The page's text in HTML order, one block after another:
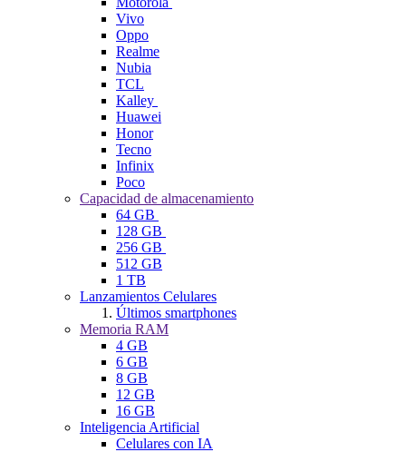
Vivo
Oppo
Realme
Nubia
TCL
Kalley
Huawei
Honor
Tecno
Infinix
Poco
Capacidad de almacenamiento
64 GB
128 GB
256 GB
512 GB
1 TB
Lanzamientos Celulares
Últimos smartphones
Memoria RAM
4 GB
6 GB
8 GB
12 GB
16 GB
Inteligencia Artificial
Celulares con IA